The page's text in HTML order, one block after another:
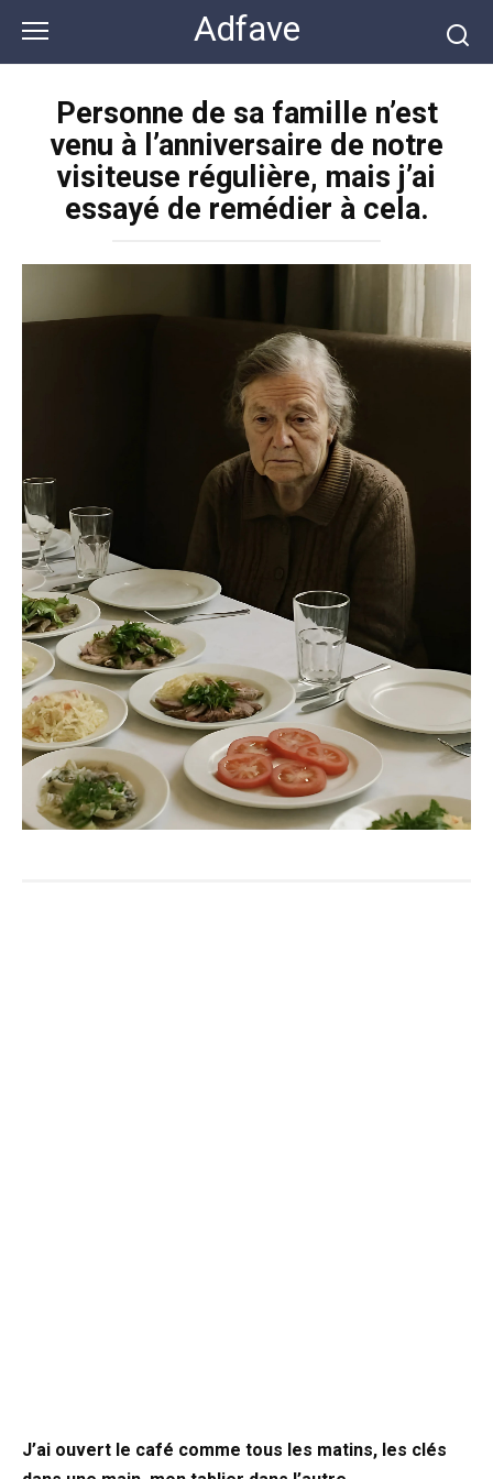
контенту
Adfave
Personne de sa famille n’est
venu à l’anniversaire de notre
visiteuse régulière, mais j’ai
essayé de remédier à cela.
J’ai ouvert le café comme tous les matins, les clés